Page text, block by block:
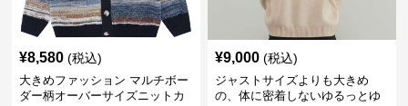
¥8,580 (税込)
大きめファッション マルチボー
ダー柄オーバーサイズニットカ
¥9,000 (税込)
ジャストサイズよりも大きめ
の、体に密着しないゆるっとゆ